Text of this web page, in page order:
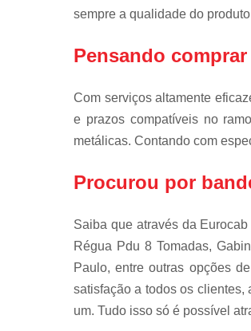
sempre a qualidade do
Pensando
Com serviços altamente
e prazos compatíveis no
metálicas. Contando com
Procurou por
Saiba que através da
Régua Pdu 8 Tomadas,
Paulo, entre outras opções
satisfação a todos os clientes,
um. Tudo isso só é possível